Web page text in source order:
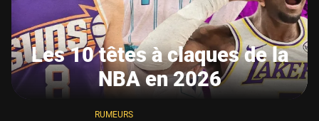
Les 10 têtes à claques de la
NBA en 2026
RUMEURS